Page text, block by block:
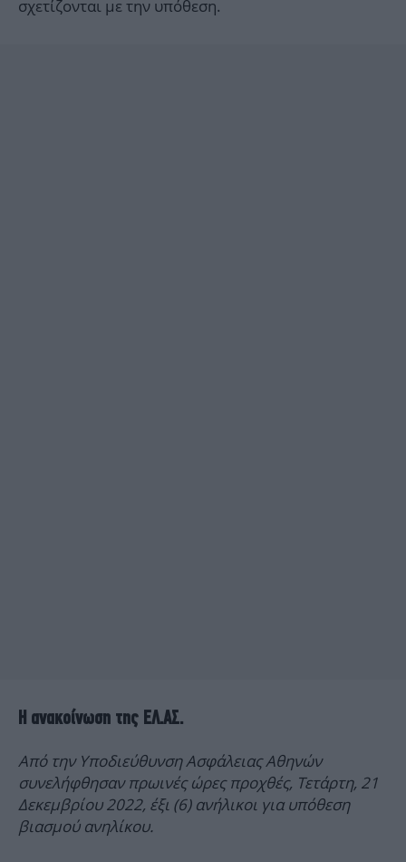
σχετίζονται με την υπόθεση.
Η ανακοίνωση της ΕΛ.ΑΣ.
Από την Υποδιεύθυνση Ασφάλειας Αθηνών
συνελήφθησαν πρωινές ώρες προχθές, Τετάρτη, 21
Δεκεμβρίου 2022, έξι (6) ανήλικοι για υπόθεση
βιασμού ανηλίκου.